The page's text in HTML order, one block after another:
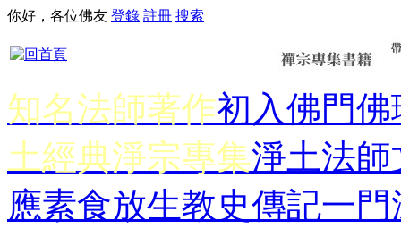
你好，各位佛友 登錄 註冊 搜索
知名法師著作初入佛門佛
土經典淨宗專集淨土法師
應素食放生教史傳記一門